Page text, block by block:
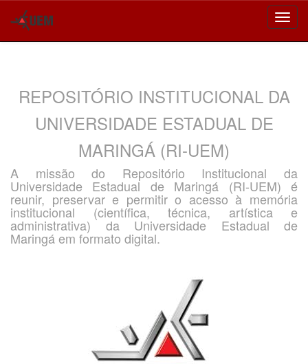
REPOSITÓRIO INSTITUCIONAL DA
UNIVERSIDADE ESTADUAL DE
MARINGÁ (RI-UEM)
A missão do Repositório Institucional da
Universidade Estadual de Maringá (RI-UEM) é
reunir, preservar e permitir o acesso à memória
institucional (científica, técnica, artística e
administrativa) da Universidade Estadual de
Maringá em formato digital.